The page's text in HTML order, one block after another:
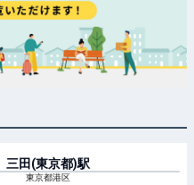
三田(東京都)駅
東京都港区